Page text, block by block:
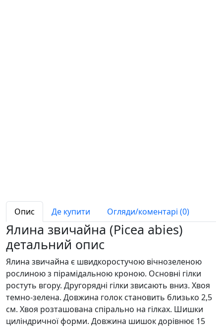
Опис Де купити Огляди/коментарі (0)
Ялина звичайна (Picea abies)
детальний опис
Ялина звичайна є швидкоростучою вічнозеленою
рослиною з пірамідальною кроною. Основні гілки
ростуть вгору. Другорядні гілки звисають вниз. Хвоя
темно-зелена. Довжина голок становить близько 2,5
см. Хвоя розташована спірально на гілках. Шишки
циліндричної форми. Довжина шишок дорівнює 15